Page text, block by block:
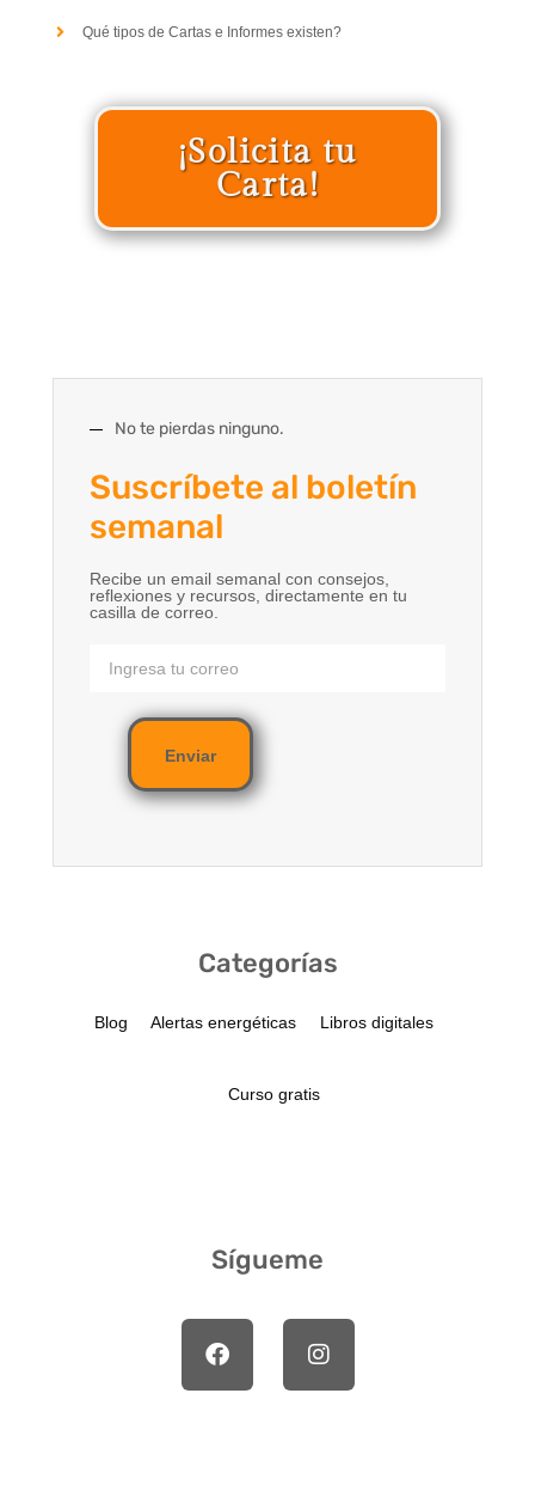
Qué tipos de Cartas e Informes existen?
¡Solicita tu
Carta!
No te pierdas ninguno.
Suscríbete al boletín
semanal
Recibe un email semanal con consejos,
reflexiones y recursos, directamente en tu
casilla de correo.
Enviar
Categorías
Blog Alertas energéticas Libros digitales
Curso gratis
Sígueme